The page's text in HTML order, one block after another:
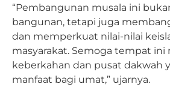
“Pembangunan musala ini
bangunan, tetapi juga
dan memperkuat nilai-nilai
masyarakat. Semoga tempat
keberkahan dan pusat dakwah
manfaat bagi umat,” ujarnya.